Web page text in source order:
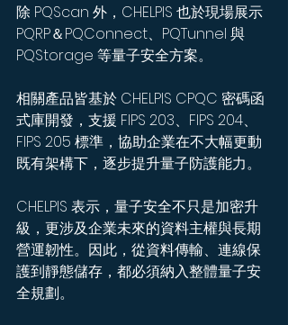
除 PQScan 外，CHELPIS 也於現場展示
PQRP＆PQConnect、PQTunnel 與
PQStorage 等量子安全方案。
相關產品皆基於 CHELPIS CPQC 密碼函
式庫開發，支援 FIPS 203、FIPS 204、
FIPS 205 標準，協助企業在不大幅更動
既有架構下，逐步提升量子防護能力。
CHELPIS 表示，量子安全不只是加密升
級，更涉及企業未來的資料主權與長期
營運韌性。因此，從資料傳輸、連線保
護到靜態儲存，都必須納入整體量子安
全規劃。